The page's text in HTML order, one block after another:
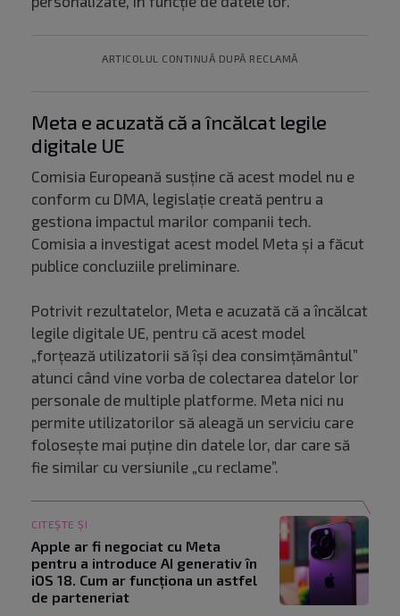
ARTICOLUL CONTINUĂ DUPĂ RECLAMĂ
Meta e acuzată că a încălcat legile
digitale UE
Comisia Europeană susține că acest model nu e
conform cu DMA, legislație creată pentru a
gestiona impactul marilor companii tech.
Comisia a investigat acest model Meta și a făcut
publice concluziile preliminare.
Potrivit rezultatelor, Meta e acuzată că a încălcat
legile digitale UE, pentru că acest model
„forțează utilizatorii să își dea consimțământul”
atunci când vine vorba de colectarea datelor lor
personale de multiple platforme. Meta nici nu
permite utilizatorilor să aleagă un serviciu care
folosește mai puține din datele lor, dar care să
fie similar cu versiunile „cu reclame”.
CITEȘTE ȘI
Apple ar fi negociat cu Meta
pentru a introduce AI generativ în
iOS 18. Cum ar funcționa un astfel
de parteneriat